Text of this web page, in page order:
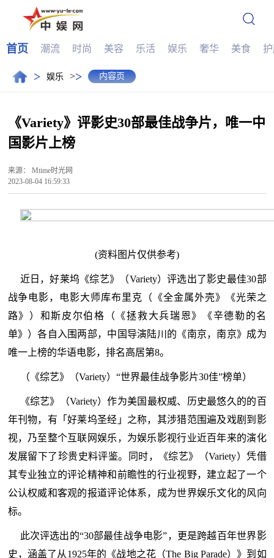
首页 潮流 时尚 美容 乐活 娱乐 奢华 美食
> 娱乐 >> 内容页
《Variety》评影史30部最佳战争片，唯一中
国影片上榜
来源： Mtime时光网
2023-08-04 16:59:33
(资料图片仅供参考)
近日，好莱坞《综艺》（Variety）评选出了影史最佳30部
战争电影，电影大师库布里克（《全金属外壳》《光荣之
路》）和斯皮尔伯格（《拯救大兵瑞恩》《辛德勒的名
单》）各自入围两部，中国导演陆川的《南京，南京》成为
唯一上榜的华语电影，排名高居第8。
（《综艺》（Variety）“世界最佳战争影片30佳”榜单）
《综艺》（Variety）作为美国最权威、历史最悠久的的百
年刊物，有「好莱坞圣经」之称，其涉猎范围遍及戏剧到影
视，乃至整个互联网娱乐，为娱乐影视行业近百年来的演化
发展留下了珍贵史料评鉴。同时，《综艺》（Variety）凭借
其专业独立的评论精神和前瞻性的行业视野，建立起了一个
公认权威和客观的报道评论体系，成为世界娱乐文化的风向
标。
此次评选出的“30部最佳战争电影”，更是跨越百年世界影
史，涵盖了从1925年的《战地之花（The Big Parade）》到如